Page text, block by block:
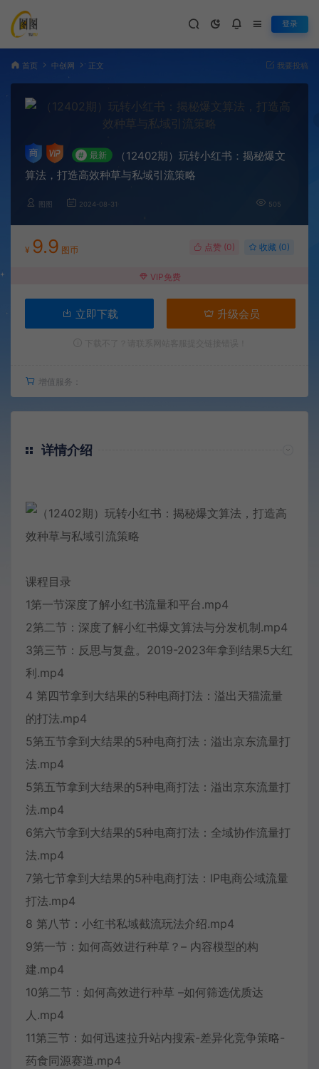
登录
首页 中创网 正文 我要投稿
# 最新
（12402期）玩转小红书：揭秘爆文
算法，打造高效种草与私域引流策略
图图 2024-08-31 505
¥ 9.9 图币 点赞 (0) 收藏 (0)
VIP免费
立即下载 升级会员
增值服务：
详情介绍
课程目录
1第一节深度了解小红书流量和平台.mp4
2第二节：深度了解小红书爆文算法与分发机制.mp4
3第三节：反思与复盘。2019-2023年拿到结果5大红
利.mp4
4 第四节拿到大结果的5种电商打法：溢出天猫流量
的打法.mp4
5第五节拿到大结果的5种电商打法：溢出京东流量打
法.mp4
5第五节拿到大结果的5种电商打法：溢出京东流量打
法.mp4
6第六节拿到大结果的5种电商打法：全域协作流量打
法.mp4
7第七节拿到大结果的5种电商打法：IP电商公域流量
打法.mp4
8 第八节：小红书私域截流玩法介绍.mp4
9第一节：如何高效进行种草？– 内容模型的构
建.mp4
10第二节：如何高效进行种草 –如何筛选优质达
人.mp4
11第三节：如何迅速拉升站内搜索-差异化竞争策略-
药食同源赛道.mp4